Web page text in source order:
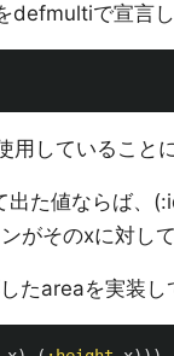
defmultiで宣言し
していること
た値ならば、
がそのxに対し
たareaを実装し